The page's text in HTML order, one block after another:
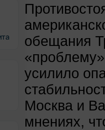
обещания
усилило
Москва и
мнениях,